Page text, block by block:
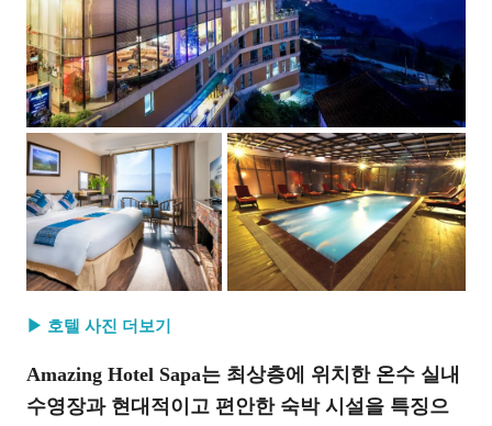
▶ 호텔 사진 더보기
Amazing Hotel Sapa는 최상층에 위치한 온수 실내
수영장과 현대적이고 편안한 숙박 시설을 특징으